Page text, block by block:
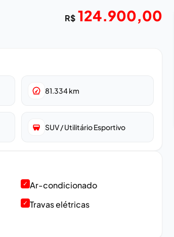
R$ 124.900,00
81.334km
SUV / Utilitário Esportivo
✓ Ar-condicionado
✓ Travas elétricas